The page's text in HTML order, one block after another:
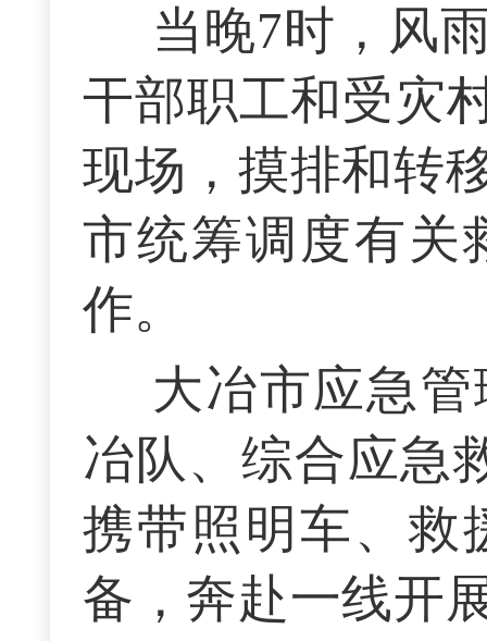
当晚7时，风
干部职工和受灾
现场，摸排和转
市统筹调度有关
作。
大冶市应急
冶队、综合应急
携带照明车、救
备，奔赴一线开